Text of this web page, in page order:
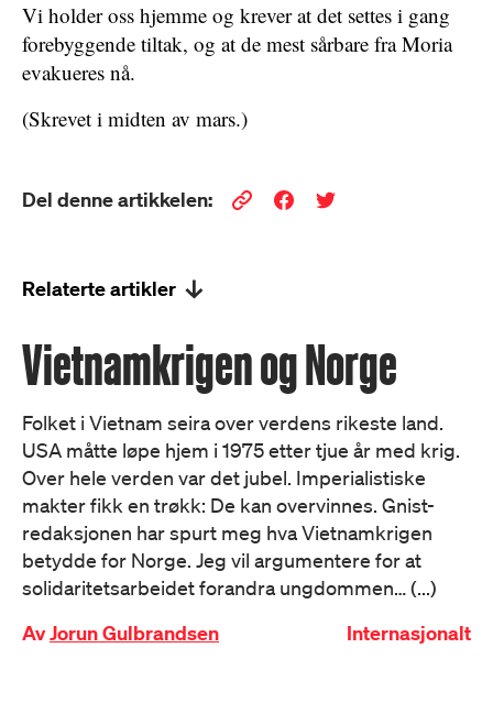
Vi holder oss hjemme og krever at det settes i gang
forebyggende tiltak, og at de mest sårbare fra Moria
evakueres nå.
(Skrevet i midten av mars.)
Del denne artikkelen:
Relaterte artikler
Vietnamkrigen og Norge
Folket i Vietnam seira over verdens rikeste land.
USA måtte løpe hjem i 1975 etter tjue år med krig.
Over hele verden var det jubel. Imperialistiske
makter fikk en trøkk: De kan overvinnes. Gnist-
redaksjonen har spurt meg hva Vietnamkrigen
betydde for Norge. Jeg vil argumentere for at
solidaritetsarbeidet forandra ungdommen… (...)
AvJorun Gulbrandsen Internasjonalt